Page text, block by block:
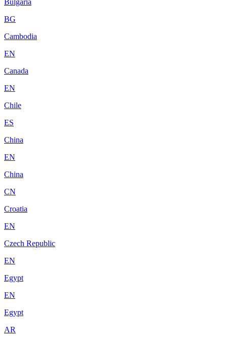
Bulgaria
BG
Cambodia
EN
Canada
EN
Chile
ES
China
EN
China
CN
Croatia
EN
Czech Republic
EN
Egypt
EN
Egypt
AR